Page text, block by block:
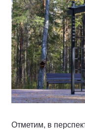
Отметим, в